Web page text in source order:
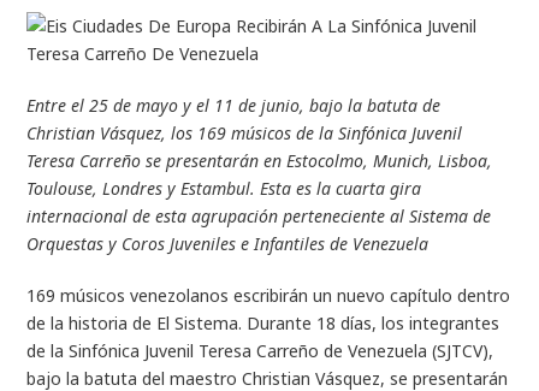
Entre el 25 de mayo y el 11 de junio, bajo la batuta de
Christian Vásquez, los 169 músicos de la Sinfónica Juvenil
Teresa Carreño se presentarán en Estocolmo, Munich, Lisboa,
Toulouse, Londres y Estambul. Esta es la cuarta gira
internacional de esta agrupación perteneciente al Sistema de
Orquestas y Coros Juveniles e Infantiles de Venezuela
169 músicos venezolanos escribirán un nuevo capítulo dentro
de la historia de El Sistema. Durante 18 días, los integrantes
de la Sinfónica Juvenil Teresa Carreño de Venezuela (SJTCV),
bajo la batuta del maestro Christian Vásquez, se presentarán